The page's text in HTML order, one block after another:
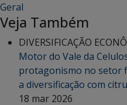
Geral
Veja Também
DIVERSIFICAÇÃO
Motor do Vale da
protagonismo no setor
a diversificação com
18 mar 2026